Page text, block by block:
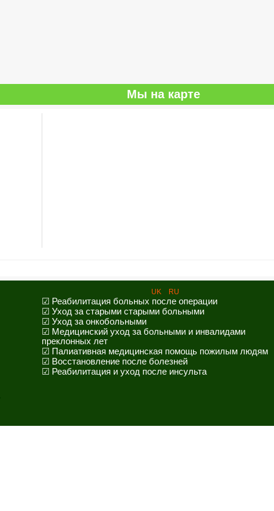
Мы на карте
UK RU
☑ Реабилитация больных после операции
☑ Уход за старыми старыми больными
☑ Уход за онкобольными
☑ Медицинский уход за больными и инвалидами
преклонных лет
☑ Палиативная медицинская помощь пожилым людям
☑ Восстановление после болезней
☑ Реабилитация и уход после инсульта